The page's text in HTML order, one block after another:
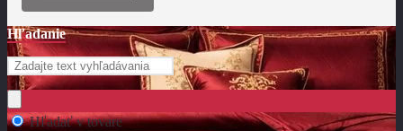
Hľadanie
Hľadať v tovare